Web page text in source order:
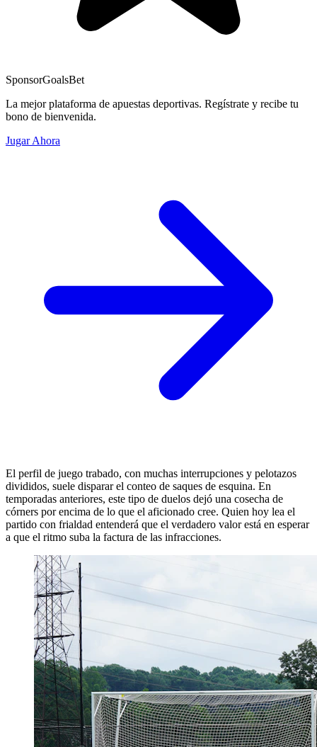
SponsorGoalsBet
La mejor plataforma de apuestas deportivas. Regístrate y recibe tu
bono de bienvenida.
Jugar Ahora
El perfil de juego trabado, con muchas interrupciones y pelotazos
divididos, suele disparar el conteo de saques de esquina. En
temporadas anteriores, este tipo de duelos dejó una cosecha de
córners por encima de lo que el aficionado cree. Quien hoy lea el
partido con frialdad entenderá que el verdadero valor está en esperar
a que el ritmo suba la factura de las infracciones.